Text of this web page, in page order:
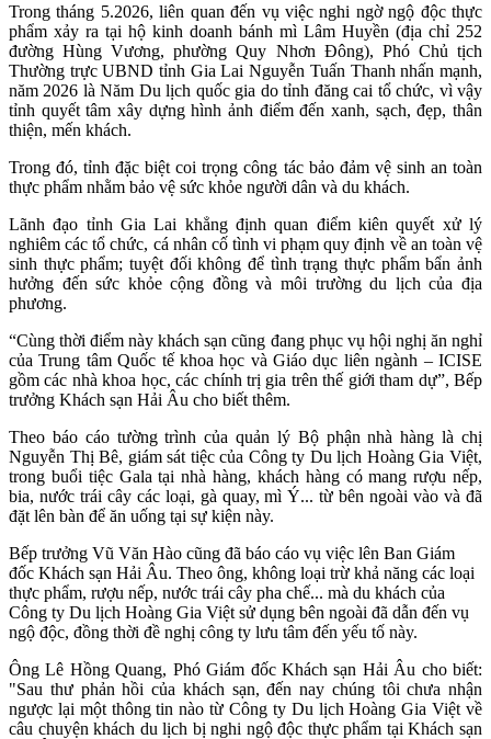
Trong tháng 5.2026, liên quan đến vụ việc nghi ngờ ngộ độc thực
phẩm xảy ra tại hộ kinh doanh bánh mì Lâm Huyền (địa chỉ 252
đường Hùng Vương, phường Quy Nhơn Đông), Phó Chủ tịch
Thường trực UBND tỉnh Gia Lai Nguyễn Tuấn Thanh nhấn mạnh,
năm 2026 là Năm Du lịch quốc gia do tỉnh đăng cai tổ chức, vì vậy
tỉnh quyết tâm xây dựng hình ảnh điểm đến xanh, sạch, đẹp, thân
thiện, mến khách.
Trong đó, tỉnh đặc biệt coi trọng công tác bảo đảm vệ sinh an toàn
thực phẩm nhằm bảo vệ sức khỏe người dân và du khách.
Lãnh đạo tỉnh Gia Lai khẳng định quan điểm kiên quyết xử lý
nghiêm các tổ chức, cá nhân cố tình vi phạm quy định về an toàn vệ
sinh thực phẩm; tuyệt đối không để tình trạng thực phẩm bẩn ảnh
hưởng đến sức khỏe cộng đồng và môi trường du lịch của địa
phương.
“Cùng thời điểm này khách sạn cũng đang phục vụ hội nghị ăn nghỉ
của Trung tâm Quốc tế khoa học và Giáo dục liên ngành – ICISE
gồm các nhà khoa học, các chính trị gia trên thế giới tham dự”, Bếp
trưởng Khách sạn Hải Âu cho biết thêm.
Theo báo cáo tường trình của quản lý Bộ phận nhà hàng là chị
Nguyễn Thị Bê, giám sát tiệc của Công ty Du lịch Hoàng Gia Việt,
trong buổi tiệc Gala tại nhà hàng, khách hàng có mang rượu nếp,
bia, nước trái cây các loại, gà quay, mì Ý... từ bên ngoài vào và đã
đặt lên bàn để ăn uống tại sự kiện này.
Bếp trưởng Vũ Văn Hào cũng đã báo cáo vụ việc lên Ban Giám
đốc Khách sạn Hải Âu. Theo ông, không loại trừ khả năng các loại
thực phẩm, rượu nếp, nước trái cây pha chế... mà du khách của
Công ty Du lịch Hoàng Gia Việt sử dụng bên ngoài đã dẫn đến vụ
ngộ độc, đồng thời đề nghị công ty lưu tâm đến yếu tố này.
Ông Lê Hồng Quang, Phó Giám đốc Khách sạn Hải Âu cho biết:
"Sau thư phản hồi của khách sạn, đến nay chúng tôi chưa nhận
ngược lại một thông tin nào từ Công ty Du lịch Hoàng Gia Việt về
câu chuyện khách du lịch bị nghi ngộ độc thực phẩm tại Khách sạn